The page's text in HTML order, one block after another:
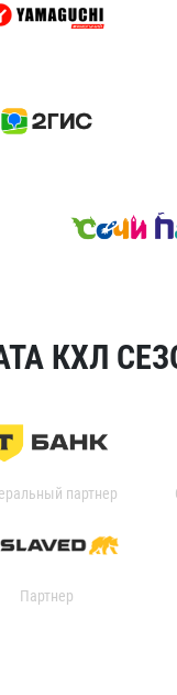
КХЛ
партнер
Партнер